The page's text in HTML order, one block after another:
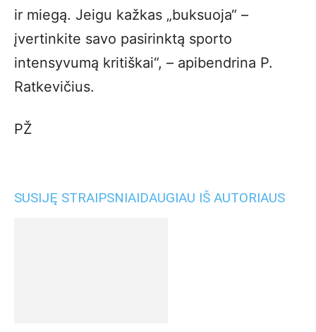
ir miegą. Jeigu kažkas „buksuoja“ –
įvertinkite savo pasirinktą sporto
intensyvumą kritiškai“, – apibendrina P.
Ratkevičius.
PŽ
SUSIJĘ STRAIPSNIAIDAUGIAU IŠ AUTORIAUS